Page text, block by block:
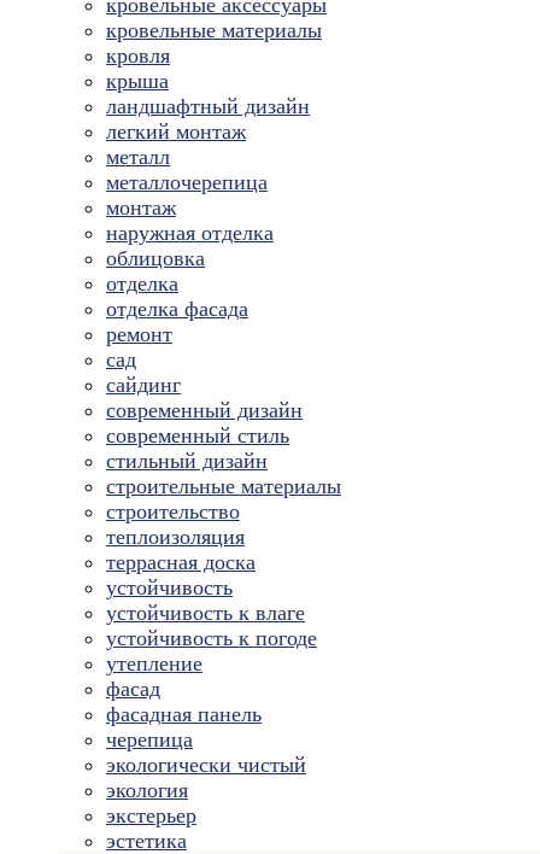
кровельные аксессуары
кровельные материалы
кровля
крыша
ландшафтный дизайн
легкий монтаж
металл
металлочерепица
монтаж
наружная отделка
облицовка
отделка
отделка фасада
ремонт
сад
сайдинг
современный дизайн
современный стиль
стильный дизайн
строительные материалы
строительство
теплоизоляция
террасная доска
устойчивость
устойчивость к влаге
устойчивость к погоде
утепление
фасад
фасадная панель
черепица
экологически чистый
экология
экстерьер
эстетика